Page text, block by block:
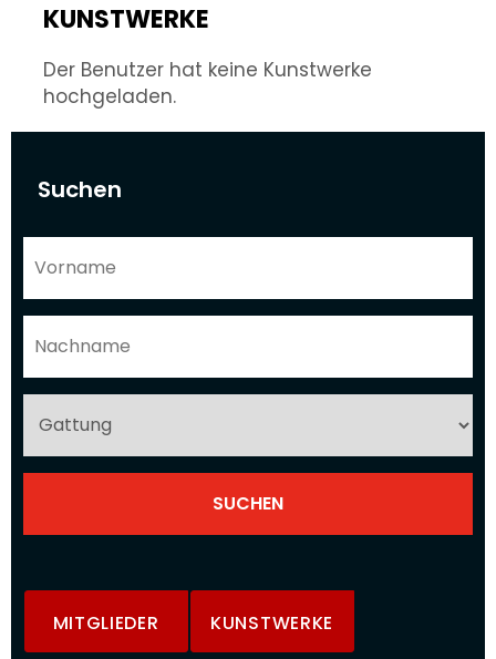
Suchen
MITGLIEDER KUNSTWERKE
KUNSTWERKE
Der Benutzer hat keine Kunstwerke
hochgeladen.